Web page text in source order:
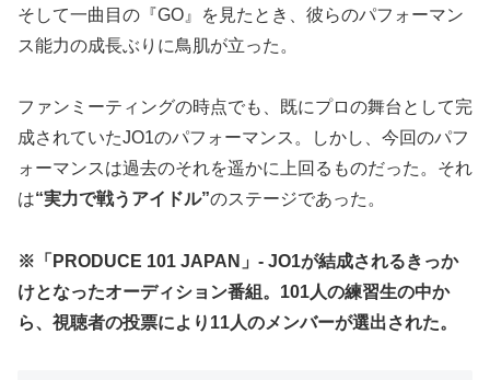
そして一曲目の『GO』を見たとき、彼らのパフォーマン
ス能力の成長ぶりに鳥肌が立った。
ファンミーティングの時点でも、既にプロの舞台として完
成されていたJO1のパフォーマンス。しかし、今回のパフ
ォーマンスは過去のそれを遥かに上回るものだった。それ
は“実力で戦うアイドル”のステージであった。
※「PRODUCE 101 JAPAN」- JO1が結成されるきっか
けとなったオーディション番組。101人の練習生の中か
ら、視聴者の投票により11人のメンバーが選出された。